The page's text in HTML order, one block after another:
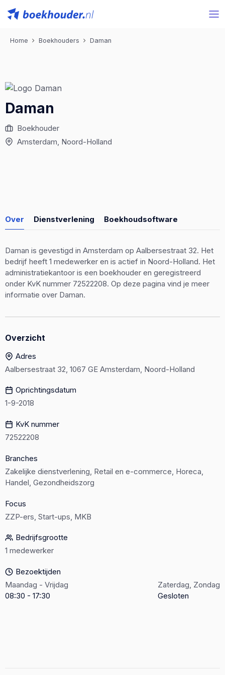
Home Boekhouders Daman
Daman
Boekhouder
Amsterdam , Noord-Holland
Over Dienstverlening Boekhoudsoftware
Daman is gevestigd in Amsterdam op Aalbersestraat 32. Het
bedrijf heeft 1 medewerker en is actief in Noord-Holland. Het
administratiekantoor is een boekhouder en geregistreerd
onder KvK nummer 72522208. Op deze pagina vind je meer
informatie over Daman.
Overzicht
Adres
Aalbersestraat 32, 1067 GE Amsterdam, Noord-Holland
Oprichtingsdatum
1-9-2018
KvK nummer
72522208
Branches
Zakelijke dienstverlening, Retail en e-commerce, Horeca,
Handel, Gezondheidszorg
Focus
ZZP-ers, Start-ups, MKB
Bedrijfsgrootte
1 medewerker
Bezoektijden
Maandag - Vrijdag
08:30 - 17:30
Zaterdag, Zondag
Gesloten